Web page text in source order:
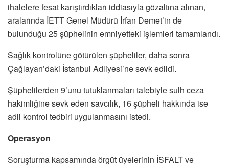
ihalelere fesat karıştırdıkları iddiasıyla gözaltına alınan,
aralarında İETT Genel Müdürü İrfan Demet’in de
bulunduğu 25 şüphelinin emniyetteki işlemleri tamamlandı.
Sağlık kontrolüne götürülen şüpheliler, daha sonra
Çağlayan’daki İstanbul Adliyesi’ne sevk edildi.
Şüphelilerden 9’unu tutuklanmaları talebiyle sulh ceza
hakimliğine sevk eden savcılık, 16 şüpheli hakkında ise
adli kontrol tedbiri uygulanmasını istedi.
Operasyon
Soruşturma kapsamında örgüt üyelerinin İSFALT ve